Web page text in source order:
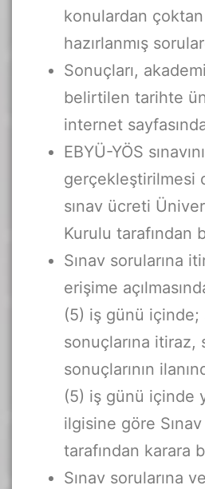
konulardan
hazırlanmış
Sonuçları,
belirtilen tarihte
internet
EBYÜ-YÖS
gerçekleştirilmesi
sınav ücreti
Kurulu tarafından
Sınav sorularına
erişime
(5) iş günü içinde;
sonuçlarına itiraz,
sonuçlarının
(5) iş günü içinde
ilgisine göre
tarafından karara
Sınav sorularına